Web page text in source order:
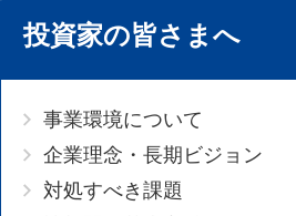
投資家の皆さまへ
事業環境について
企業理念・長期ビジョン
対処すべき課題